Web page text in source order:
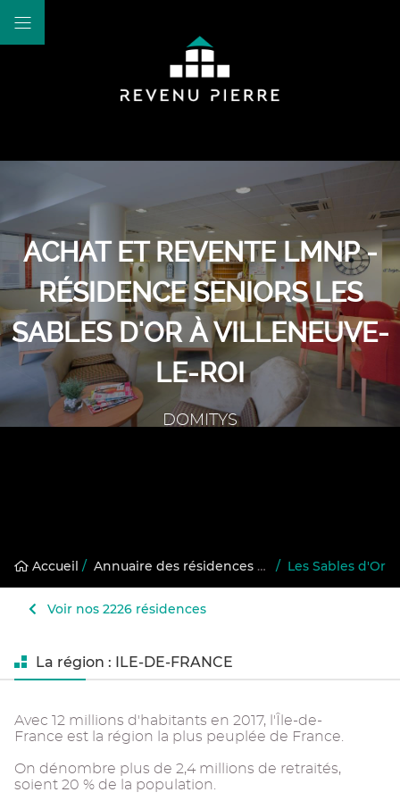
ACHAT ET REVENTE LMNP -
RÉSIDENCE SENIORS LES
SABLES D'OR À VILLENEUVE-
LE-ROI
DOMITYS
Accueil / Annuaire des résidences gérées / Les Sables d'Or
Voir nos 2226 résidences
La région : ILE-DE-FRANCE
Avec 12 millions d'habitants en 2017, l'Île-de-
France est la région la plus peuplée de France.
On dénombre plus de 2,4 millions de retraités,
soient 20 % de la population.